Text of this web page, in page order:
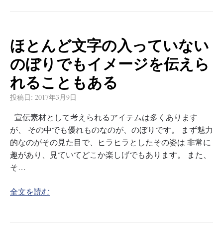
ほとんど文字の入っていない
のぼりでもイメージを伝えら
れることもある
投稿日: 2017年3月9日
宣伝素材として考えられるアイテムは多くあります
が、 その中でも優れものなのが、のぼりです。 まず魅力
的なのがその見た目で、ヒラヒラとしたその姿は 非常に
趣があり、見ていてどこか楽しげでもあります。 また、
そ…
全文を読む